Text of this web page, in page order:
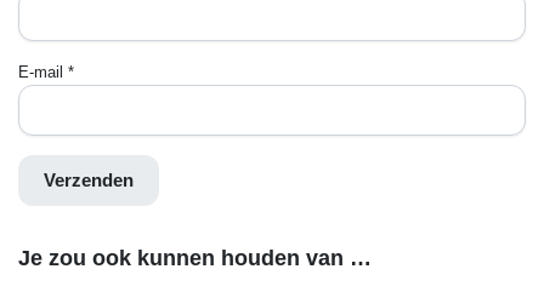
E-mail *
Je zou ook kunnen houden van …